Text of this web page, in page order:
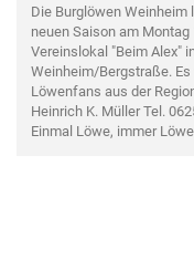
Die Burglöwen
neuen Saison am Montag
Vereinslokal "Beim Alex"
Weinheim/Bergstraße.
Löwenfans aus der
Heinrich K. Müller Tel.
Einmal Löwe, immer